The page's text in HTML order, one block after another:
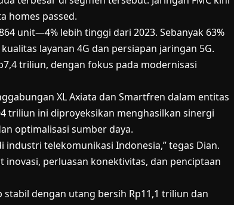
homes passed.
unit—4% lebih tinggi dari 2023. Sebanyak 63%
layanan 4G dan persiapan jaringan 5G.
triliun, dengan fokus pada modernisasi
XL Axiata dan Smartfren dalam entitas
triliun ini diproyeksikan menghasilkan sinergi
optimalisasi sumber daya.
telekomunikasi Indonesia,” tegas Dian.
perluasan konektivitas, dan penciptaan
stabil dengan utang bersih Rp11,1 triliun dan